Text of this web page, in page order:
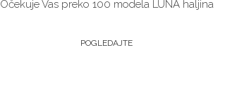
Očekuje Vas preko 100 modela LUNA haljina
POGLEDAJTE